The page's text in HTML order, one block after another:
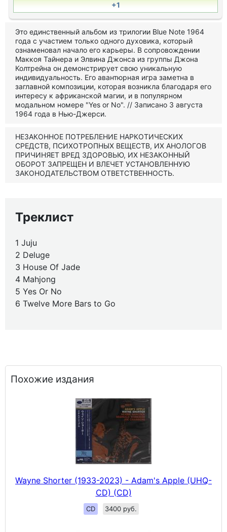
+1
Это единственный альбом из трилогии Blue Note 1964
года с участием только одного духовика, который
ознаменовал начало его карьеры. В сопровождении
Маккоя Тайнера и Элвина Джонса из группы Джона
Колтрейна он демонстрирует свою уникальную
индивидуальность. Его авантюрная игра заметна в
заглавной композиции, которая возникла благодаря его
интересу к африканской магии, и в популярном
модальном номере "Yes or No". // Записано 3 августа
1964 года в Нью-Джерси.
НЕЗАКОННОЕ ПОТРЕБЛЕНИЕ НАРКОТИЧЕСКИХ
СРЕДСТВ, ПСИХОТРОПНЫХ ВЕЩЕСТВ, ИХ АНОЛОГОВ
ПРИЧИНЯЕТ ВРЕД ЗДОРОВЬЮ, ИХ НЕЗАКОННЫЙ
ОБОРОТ ЗАПРЕЩЕН И ВЛЕЧЕТ УСТАНОВЛЕННУЮ
ЗАКОНОДАТЕЛЬСТВОМ ОТВЕТСТВЕННОСТЬ.
Треклист
1 Juju
2 Deluge
3 House Of Jade
4 Mahjong
5 Yes Or No
6 Twelve More Bars to Go
Похожие издания
Wayne Shorter (1933-2023) - Adam's Apple (UHQ-
CD) (CD)
CD 3400 руб.